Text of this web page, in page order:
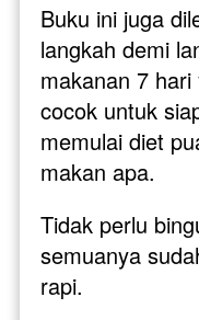
Buku ini juga
langkah demi
makanan 7
cocok untuk
memulai diet
makan apa.
Tidak perlu
semuanya
rapi.